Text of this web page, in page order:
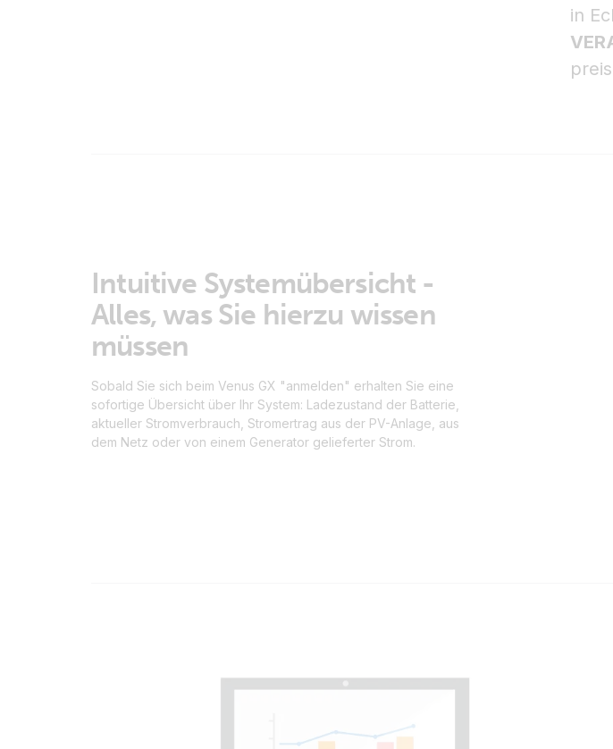
in
Intuitive Systemübersicht -
Alles, was Sie hierzu wissen
müssen
Sobald Sie sich beim Venus GX "anmelden" erhalten Sie eine
sofortige Übersicht über Ihr System: Ladezustand der Batterie,
aktueller Stromverbrauch, Stromertrag aus der PV-Anlage, aus
dem Netz oder von einem Generator gelieferter Strom.